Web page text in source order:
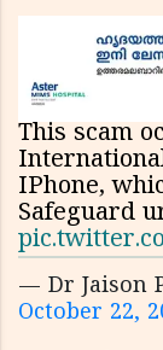
This scam
IPhone,
Safeguard
— Dr Jaison
October 22,